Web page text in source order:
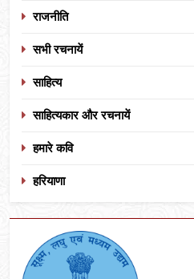
राजनीति
सभी रचनायें
साहित्य
साहित्यकार और रचनायें
हमारे कवि
हरियाणा